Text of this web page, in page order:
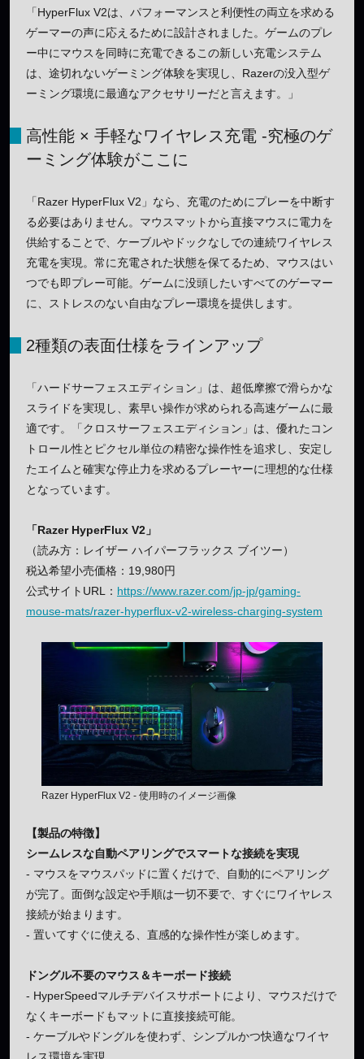
「HyperFlux V2は、パフォーマンスと利便性の両立を求める
ゲーマーの声に応えるために設計されました。ゲームのプレ
ー中にマウスを同時に充電できるこの新しい充電システム
は、途切れないゲーミング体験を実現し、Razerの没入型ゲ
ーミング環境に最適なアクセサリーだと言えます。」
高性能 × 手軽なワイヤレス充電 -究極のゲ
ーミング体験がここに
「Razer HyperFlux V2」なら、充電のためにプレーを中断す
る必要はありません。マウスマットから直接マウスに電力を
供給することで、ケーブルやドックなしでの連続ワイヤレス
充電を実現。常に充電された状態を保てるため、マウスはい
つでも即プレー可能。ゲームに没頭したいすべてのゲーマー
に、ストレスのない自由なプレー環境を提供します。
2種類の表面仕様をラインアップ
「ハードサーフェスエディション」は、超低摩擦で滑らかな
スライドを実現し、素早い操作が求められる高速ゲームに最
適です。「クロスサーフェスエディション」は、優れたコン
トロール性とピクセル単位の精密な操作性を追求し、安定し
たエイムと確実な停止力を求めるプレーヤーに理想的な仕様
となっています。
「Razer HyperFlux V2」
（読み方：レイザー ハイパーフラックス ブイツー）
税込希望小売価格：19,980円
公式サイトURL： https://www.razer.com/jp-jp/gaming-
mouse-mats/razer-hyperflux-v2-wireless-charging-system
Razer HyperFlux V2 - 使用時のイメージ画像
【製品の特徴】
シームレスな自動ペアリングでスマートな接続を実現
- マウスをマウスパッドに置くだけで、自動的にペアリング
が完了。面倒な設定や手順は一切不要で、すぐにワイヤレス
接続が始まります。
- 置いてすぐに使える、直感的な操作性が楽しめます。
ドングル不要のマウス＆キーボード接続
- HyperSpeedマルチデバイスサポートにより、マウスだけで
なくキーボードもマットに直接接続可能。
- ケーブルやドングルを使わず、シンプルかつ快適なワイヤ
レス環境を実現。